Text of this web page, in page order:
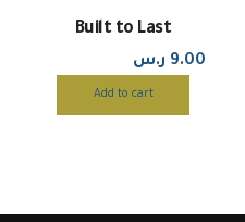
Built to Last
9.00 ر.س
Add to cart